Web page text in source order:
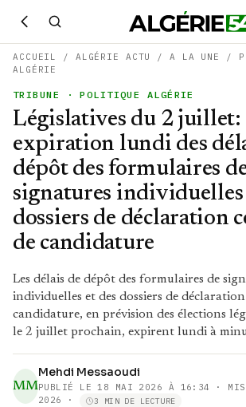
ACCUEIL / ALGÉRIE ACTU /A LA UNE /
ALGÉRIE
TRIBUNE · POLITIQUE ALGÉRIE
Législatives du 2 juillet:
expiration lundi des
dépôt des formulaires
signatures individuelles
dossiers de déclaration
de candidature
Les délais de dépôt des formulaires de
individuelles et des dossiers de
candidature, en prévision des élections
le 2 juillet prochain, expirent lundi à
MM
Mehdi Messaoudi
PUBLIÉ LE 18 MAI 2026 À 16:34
·
2026
· 3 MIN DE LECTURE